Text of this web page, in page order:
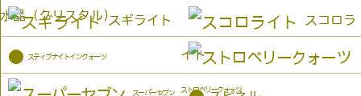
水晶（クリスタル）スギライト スコロラ
イト
● スティブナイトインクォーツ
ストロベリークォーツ
スーパーセブン